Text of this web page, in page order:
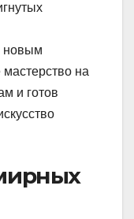
новым
на
и готов